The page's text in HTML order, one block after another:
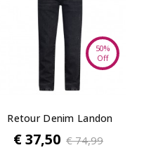
50%
Off
Retour Denim Landon
Relaxed Black
€ 37,50 € 74,99